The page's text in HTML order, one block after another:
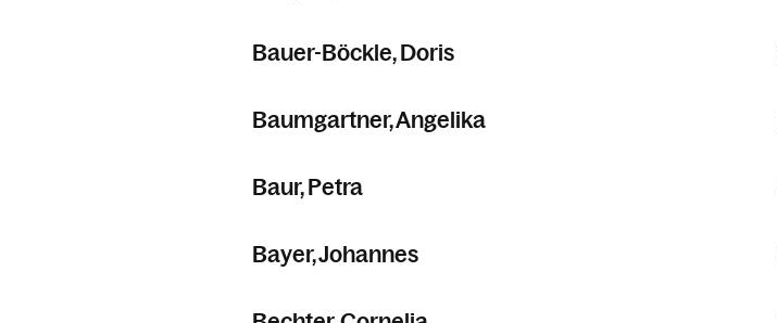
Bauer-Böckle, Doris
Baumgartner, Angelika
Baur, Petra
Bayer, Johannes